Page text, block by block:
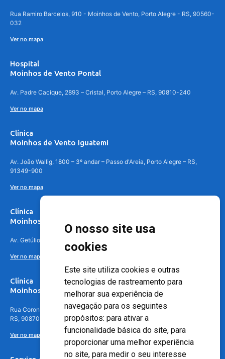
O nosso site usa
cookies
Este site utiliza cookies e outras
tecnologias de rastreamento para
melhorar sua experiência de
navegação para os seguintes
propósitos: para ativar a
funcionalidade básica do site, para
proporcionar uma melhor experiência
no site, para medir o seu interesse
Rua Ramiro Barcelos, 910 - Moinhos de Vento, Porto Alegre - RS, 90560-
032
Ver no mapa
Hospital
Moinhos de Vento Pontal
Av. Padre Cacique, 2893 – Cristal, Porto Alegre – RS, 90810-240
Ver no mapa
Clínica
Moinhos de Vento Iguatemi
Av. João Wallig, 1800 – 3º andar – Passo d'Areia, Porto Alegre – RS,
91349-900
Ver no mapa
Clínica
Moinhos de Vento Canoas
Av. Getúlio Vargas, 4841 – Centro, Canoas – RS, 92010-010
Ver no mapa
Clínica
Moinhos de Vento - Teresópolis
Rua Coronel Aparício Borges, 250 - 3º andar - Teresópolis, Porto Alegre -
RS, 90870-016
Ver no mapa